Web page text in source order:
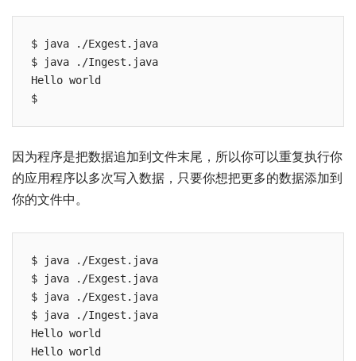
$ java ./Exgest.java
$ java ./Ingest.java
Hello world
因为程序是把数据追加到文件末尾，所以你可以重复执行你
的应用程序以多次写入数据，只要你想把更多的数据添加到
你的文件中。
$ java ./Exgest.java
$ java ./Exgest.java
$ java ./Exgest.java
$ java ./Ingest.java
Hello world
Hello world